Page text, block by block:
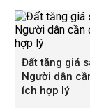
Đất tăng giá
Người dân
ích hợp lý